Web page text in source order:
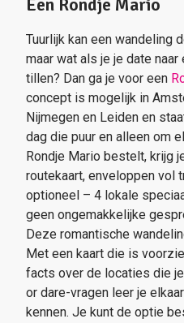
Een Rondje Mario
Tuurlijk kan een wandeling
maar wat als je je date
tillen? Dan ga je voor een
concept is mogelijk in
Nijmegen en Leiden en
dag die puur en alleen om
Rondje Mario bestelt, krijg
routekaart, enveloppen vol
optioneel – 4 lokale
geen ongemakkelijke
Deze romantische
Met een kaart die is
facts over de locaties die
or dare-vragen leer je
kennen. Je kunt de optie